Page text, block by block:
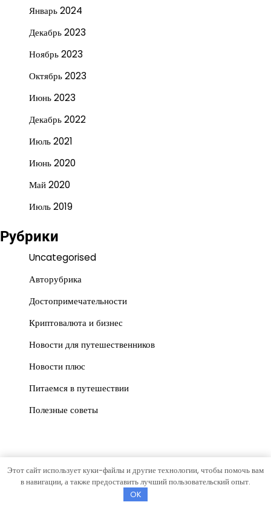
Январь 2024
Декабрь 2023
Ноябрь 2023
Октябрь 2023
Июнь 2023
Декабрь 2022
Июль 2021
Июнь 2020
Май 2020
Июль 2019
Рубрики
Uncategorised
Авторубрика
Достопримечательности
Криптовалюта и бизнес
Новости для путешественников
Новости плюс
Питаемся в путешествии
Полезные советы
Copyright © 2026gorrospis.ruТема News Store отArtify
Этот сайт использует куки-файлы и другие технологии, чтобы помочь вам
в навигации, а также предоставить лучший пользовательский опыт.
OK